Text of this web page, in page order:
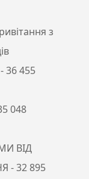
з
- 36 455
048
ВІД
- 32 895